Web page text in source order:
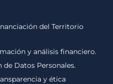
del Territorio
y análisis financiero.
Datos Personales.
y ética